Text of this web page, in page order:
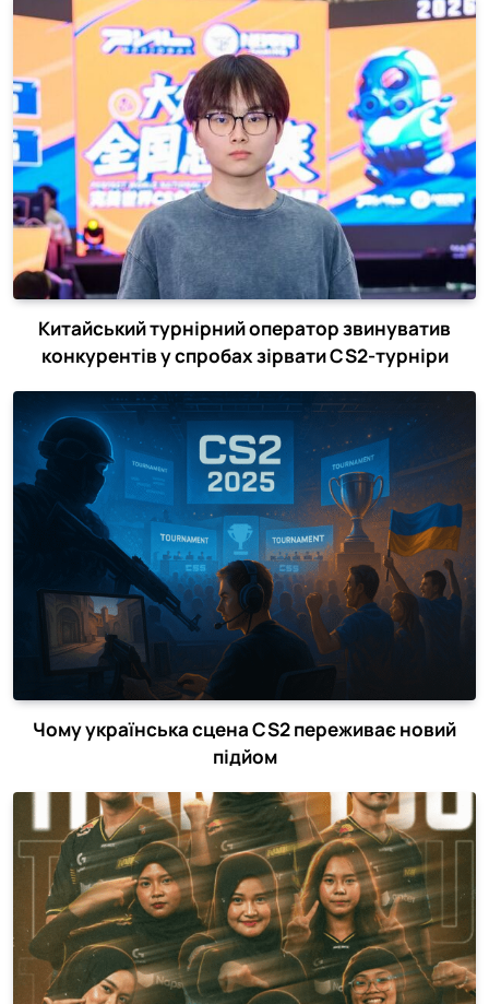
Китайський турнірний оператор звинуватив
конкурентів у спробах зірвати CS2-турніри
Чому українська сцена CS2 переживає новий
підйом